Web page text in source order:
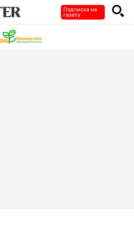
Подписка на
газету